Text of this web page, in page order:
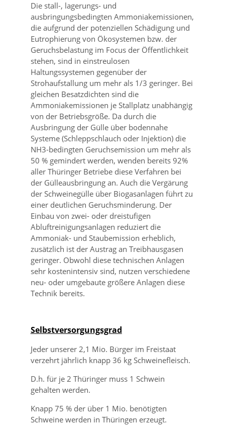
Die stall-, lagerungs- und
ausbringungsbedingten Ammoniakemissionen,
die aufgrund der potenziellen Schädigung und
Eutrophierung von Ökosystemen bzw. der
Geruchsbelastung im Focus der Öffentlichkeit
stehen, sind in einstreulosen
Haltungssystemen gegenüber der
Strohaufstallung um mehr als 1/3 geringer. Bei
gleichen Besatzdichten sind die
Ammoniakemissionen je Stallplatz unabhängig
von der Betriebsgröße. Da durch die
Ausbringung der Gülle über bodennahe
Systeme (Schleppschlauch oder Injektion) die
NH3-bedingten Geruchsemission um mehr als
50 % gemindert werden, wenden bereits 92%
aller Thüringer Betriebe diese Verfahren bei
der Gülleausbringung an. Auch die Vergärung
der Schweinegülle über Biogasanlagen führt zu
einer deutlichen Geruchsminderung. Der
Einbau von zwei- oder dreistufigen
Abluftreinigungsanlagen reduziert die
Ammoniak- und Staubemission erheblich,
zusätzlich ist der Austrag an Treibhausgasen
geringer. Obwohl diese technischen Anlagen
sehr kostenintensiv sind, nutzen verschiedene
neu- oder umgebaute größere Anlagen diese
Technik bereits.
Selbstversorgungsgrad
Jeder unserer 2,1 Mio. Bürger im Freistaat
verzehrt jährlich knapp 36 kg Schweinefleisch.
D.h. für je 2 Thüringer muss 1 Schwein
gehalten werden.
Knapp 75 % der über 1 Mio. benötigten
Schweine werden in Thüringen erzeugt.